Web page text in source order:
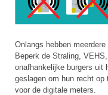
Onlangs hebben
Beperk de Straling,
onafhankelijke burgers uit
geslagen om hun recht
voor de digitale meters.